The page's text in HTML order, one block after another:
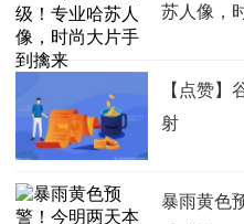
苏人像，
【点赞】
射
暴雨黄色